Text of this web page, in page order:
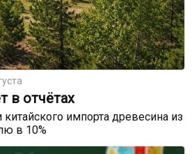
в отчётах
импорта древесина из
в 10%